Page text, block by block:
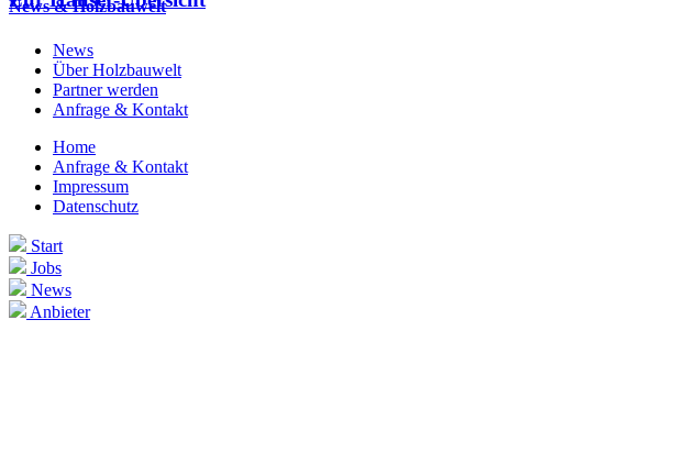
News & Holzbauwelt
News
Über Holzbauwelt
Partner werden
Anfrage & Kontakt
Home
Anfrage & Kontakt
Impressum
Datenschutz
Start
Jobs
News
Anbieter